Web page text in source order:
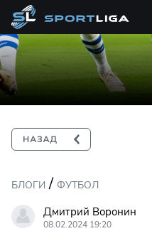
БЛОГИ / ФУТБОЛ
Дмитрий Воронин
08.02.2024 19:20